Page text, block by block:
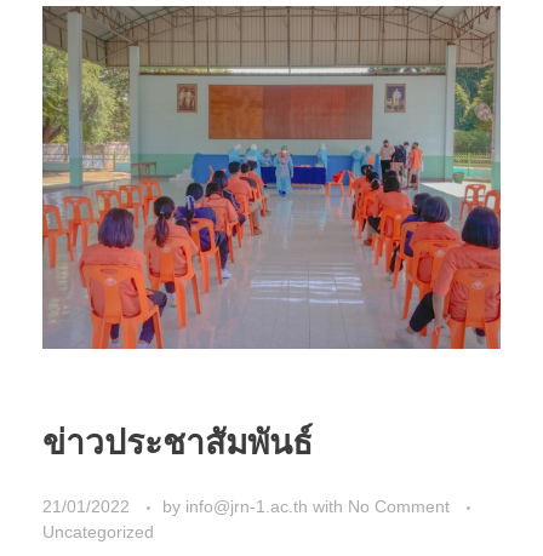
ข่าวประชาสัมพันธ์
21/01/2022 by info@jrn-1.ac.th with No Comment
Uncategorized